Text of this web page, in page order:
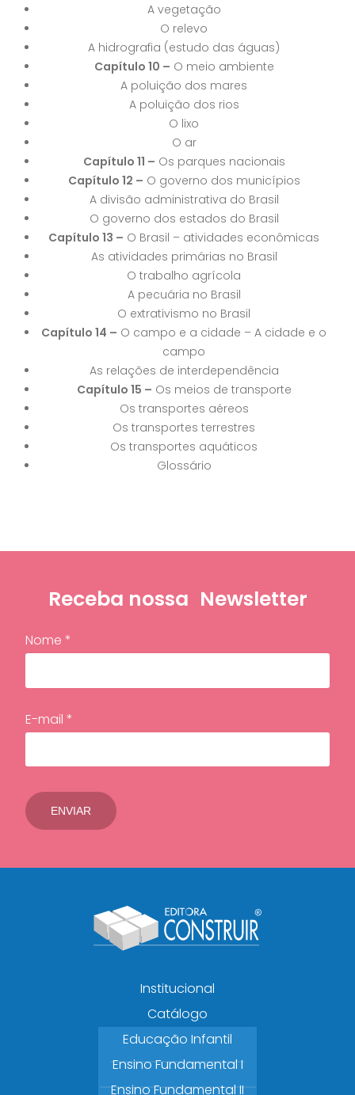
A vegetação
O relevo
A hidrografia (estudo das águas)
Capítulo 10 – O meio ambiente
A poluição dos mares
A poluição dos rios
O lixo
O ar
Capítulo 11 – Os parques nacionais
Capítulo 12 – O governo dos municípios
A divisão administrativa do Brasil
O governo dos estados do Brasil
Capítulo 13 – O Brasil – atividades econômicas
As atividades primárias no Brasil
O trabalho agrícola
A pecuária no Brasil
O extrativismo no Brasil
Capítulo 14 – O campo e a cidade – A cidade e o
campo
As relações de interdependência
Capítulo 15 – Os meios de transporte
Os transportes aéreos
Os transportes terrestres
Os transportes aquáticos
Glossário
Receba nossa Newsletter
Nome *
E-mail *
Institucional
Catálogo
Educação Infantil
Ensino Fundamental I
Ensino Fundamental II